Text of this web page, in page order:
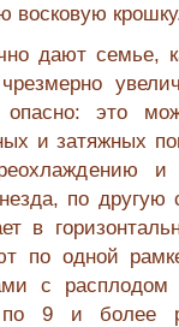
восковую
дают семье,
опасно: это
и затяжных
и
по другую
в
по одной
с
9 и более